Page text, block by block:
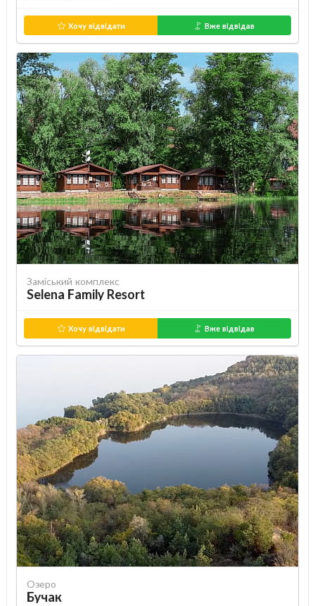
Хочу відвідати Вже відвідав
Заміський комплекс
Selena Family Resort
Хочу відвідати Вже відвідав
Озеро
Бучак